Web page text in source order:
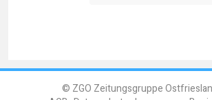
© ZGO Zeitungsgruppe